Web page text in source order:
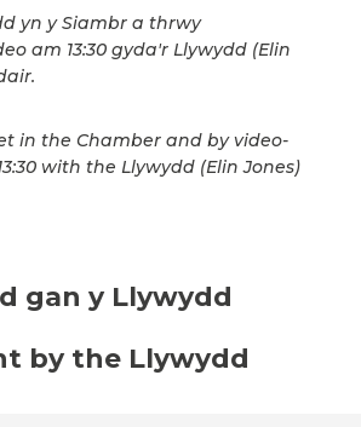
yn y Siambr a thrwy
am 13:30 gyda'r Llywydd (Elin
in the Chamber and by video-
with the Llywydd (Elin Jones)
gan y Llywydd
by the Llywydd